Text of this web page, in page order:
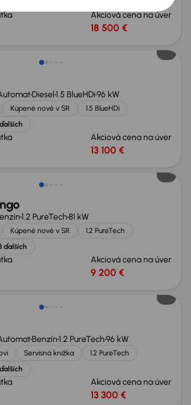
Akciová cena na úver
18 500 €
€
Diesel1.5 BlueHDi96 kW
Kúpené nové v SR
1.5 BlueHDi
Akciová cena na úver
13 100 €
€
1.2 PureTech81 kW
Kúpené nové v SR
1.2 PureTech
ďalších
Akciová cena na úver
9 200 €
€
Benzín1.2 PureTech96 kW
Servisná knižka
1.2 PureTech
Akciová cena na úver
13 300 €